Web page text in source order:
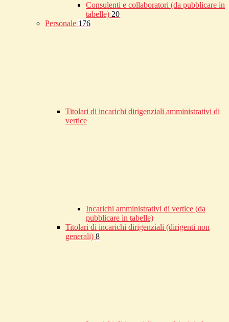
Consulenti e collaboratori (da pubblicare in
tabelle) 20
Personale 176
Titolari di incarichi dirigenziali amministrativi di
vertice
Incarichi amministrativi di vertice (da
pubblicare in tabelle)
Titolari di incarichi dirigenziali (dirigenti non
generali) 8